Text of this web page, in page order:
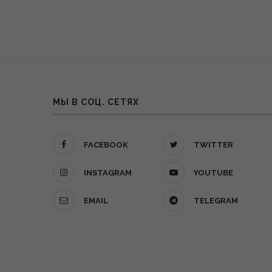
МЫ В СОЦ. СЕТЯХ
FACEBOOK TWITTER
INSTAGRAM YOUTUBE
EMAIL TELEGRAM